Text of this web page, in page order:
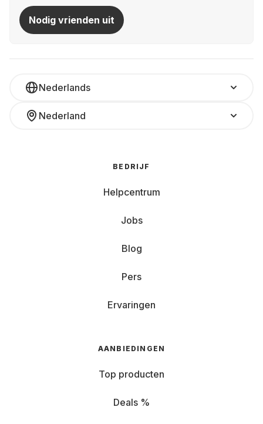
Nodig vrienden uit
Nederlands
Nederland
BEDRIJF
Helpcentrum
Jobs
Blog
Pers
Ervaringen
AANBIEDINGEN
Top producten
Deals %